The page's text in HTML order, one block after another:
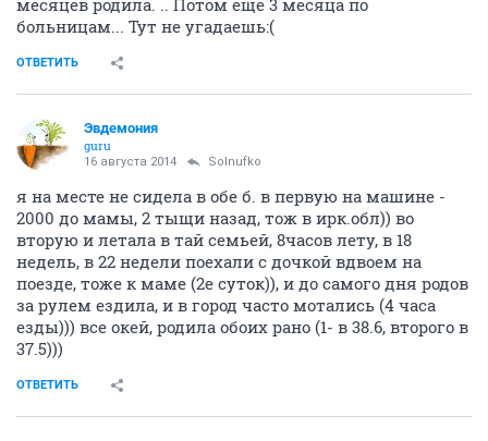
месяцев родила. .. Потом еще 3 месяца по
больницам... Тут не угадаешь:(
ОТВЕТИТЬ
Эвдемония
guru
16 августа 2014 Solnufko
я на месте не сидела в обе б. в первую на машине -
2000 до мамы, 2 тыщи назад, тож в ирк.обл)) во
вторую и летала в тай семьей, 8часов лету, в 18
недель, в 22 недели поехали с дочкой вдвоем на
поезде, тоже к маме (2е суток)), и до самого дня родов
за рулем ездила, и в город часто мотались (4 часа
езды))) все окей, родила обоих рано (1- в 38.6, второго в
37.5)))
ОТВЕТИТЬ